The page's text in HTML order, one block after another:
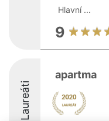
Hlavní ...
9
Laureáti
apartma